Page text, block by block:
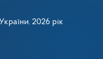
2026 рік